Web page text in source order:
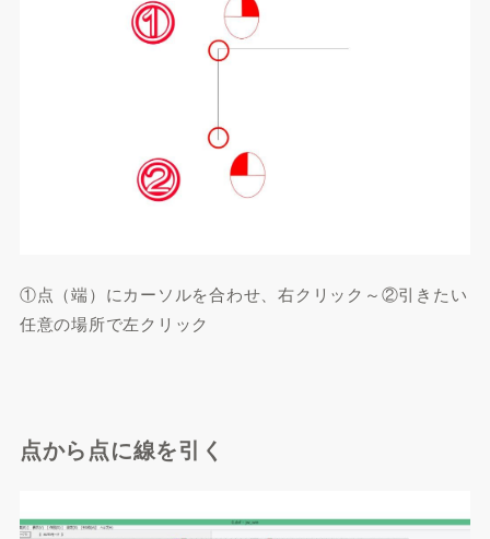
①点（端）にカーソルを合わせ、右クリック～②引きたい
任意の場所で左クリック
点から点に線を引く